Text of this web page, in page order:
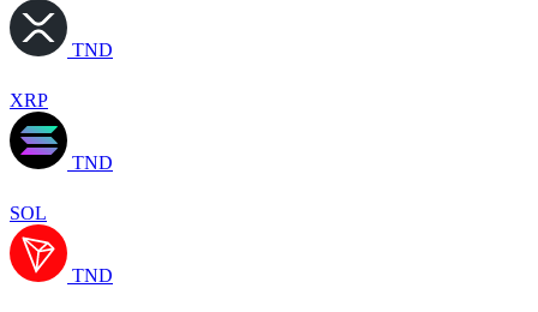
TND
XRP
TND
SOL
TND